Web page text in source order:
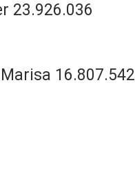
23.926.036
16.807.542